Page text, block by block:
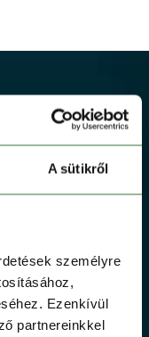
A sütikről
személyre
Ezenkívül
partnereinkkel